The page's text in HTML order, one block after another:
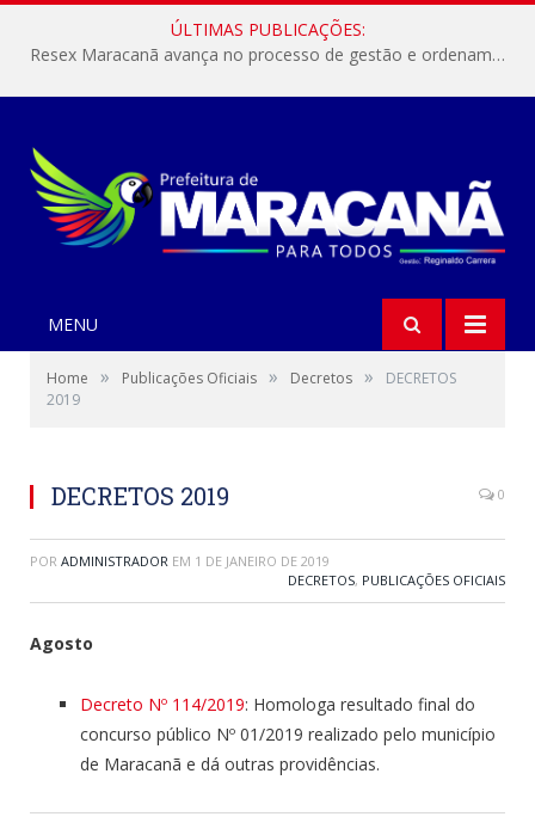
ÚLTIMAS PUBLICAÇÕES:
Resex Maracanã avança no processo de gestão e ordenamento do turismo em nossas áreas protegidas.
MENU
Home » Publicações Oficiais » Decretos »
DECRETOS
2019
DECRETOS 2019 0
POR ADMINISTRADOR EM 1 DE JANEIRO DE 2019
DECRETOS, PUBLICAÇÕES OFICIAIS
Agosto
Decreto Nº 114/2019: Homologa resultado final do
concurso público Nº 01/2019 realizado pelo município
de Maracanã e dá outras providências.